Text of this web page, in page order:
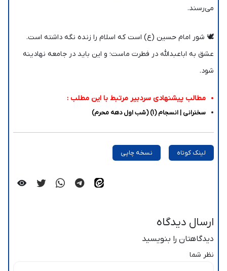
می‌رسند.
🕊️ شور امام حسین (ع) است که اسلام را زنده نگه داشته است.
عشق به اباعبدالله در فطرت ماست؛ و این باید در جامعه نهادینه
شود.
مطالب پیشنهادی سردبیر مرتبط با این مطلب :
سخنرانی | انسجام (1) (شب اول دهه محرم)
لینک کوتاه نسخه چاپی
ارسال دیدگاه
دیدگاهتان را بنویسید
نظر شما